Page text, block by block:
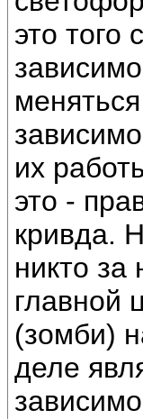
это того
их
это -
кривда.
никто за
главной
(зомби)
деле